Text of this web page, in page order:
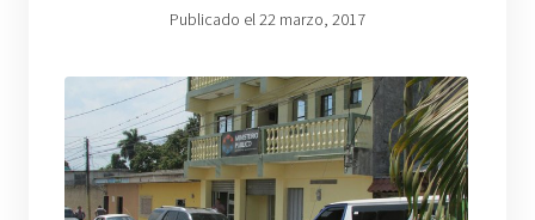
Publicado el 22 marzo, 2017